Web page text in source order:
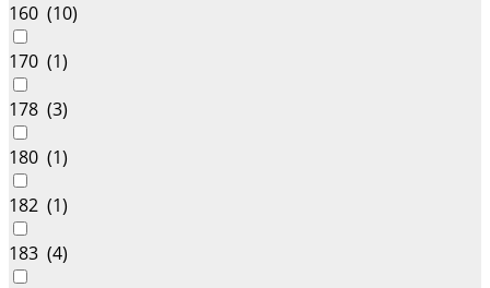
160 (10)
170 (1)
178 (3)
180 (1)
182 (1)
183 (4)